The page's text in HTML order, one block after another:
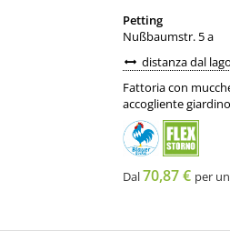
Petting
Nußbaumstr. 5 a
distanza dal
Fattoria con
accogliente
Dal70,87 € per